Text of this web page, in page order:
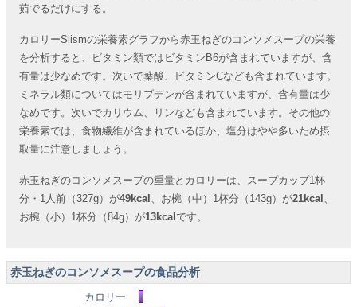
茹でるだけにする。
カロリーSlismの栄養素グラフから赤玉ねぎのコンソメスープの栄養
を分析すると、ビタミン類ではビタミンB6が含まれていますが、含
有量は少なめです。次いで葉酸、ビタミンCなども含まれています。
ミネラル類についてはモリブデンが含まれていますが、含有量は少
なめです。次いでカリウム、リンなども含まれています。その他の
栄養素では、食物繊維が含まれているほか、塩分はやや多いため摂
取量に注意しましょう。
赤玉ねぎのコンソメスープの重量とカロリーは、スープカップ1杯
分・1人前（327g）が49kcal 、お椀（中）1杯分（143g）が21kcal 、
お椀（小）1杯分（84g）が13kcal です。
赤玉ねぎのコンソメスープの食品分析
カロリー